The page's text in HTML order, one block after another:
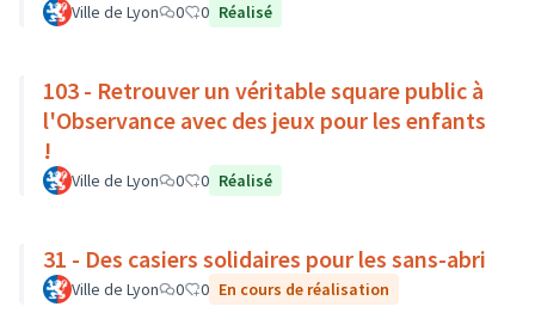
Ville de Lyon 0 0 Réalisé
103 - Retrouver un véritable square public à
l'Observance avec des jeux pour les enfants
!
Ville de Lyon 0 0 Réalisé
31 - Des casiers solidaires pour les sans-abri
Ville de Lyon 0 0 En cours de réalisation